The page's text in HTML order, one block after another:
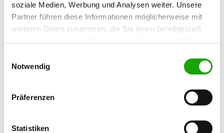
soziale Medien, Werbung und Analysen weiter. Unsere
Partner führen diese Informationen möglicherweise mit
weiteren Daten zusammen, die Sie ihnen bereitgestellt
Cookies, wenn Sie unsere Webseite weiterhin nutzen.
Notwendig
Präferenzen
Statistiken
OG - Hückelhoven
Details
Loerbrockstraße
41836 Hückelhoven
OG - Jülich e.V.
OG - Niederbardenberg